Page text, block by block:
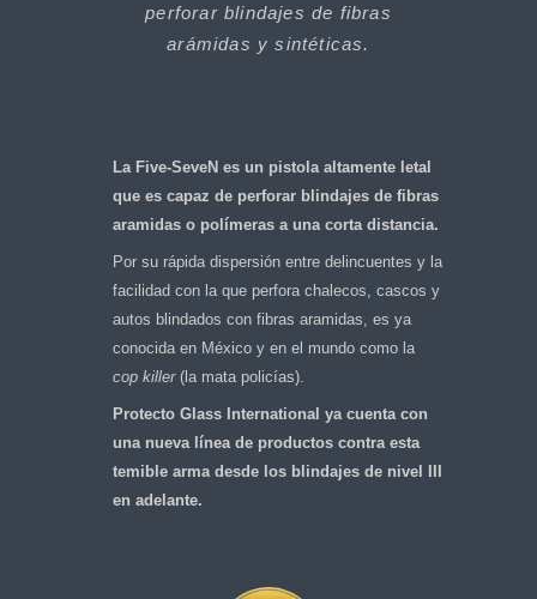
perforar blindajes de fibras
arámidas y sintéticas.
La Five-SeveN es un pistola altamente letal
que es capaz de perforar blindajes de fibras
aramidas o polímeras a una corta distancia.
Por su rápida dispersión entre delincuentes y la
facilidad con la que perfora chalecos, cascos y
autos blindados con fibras aramidas, es ya
conocida en México y en el mundo como la
cop killer(la mata policías).
Protecto Glass International ya cuenta con
una nueva línea de productos contra esta
temible arma desde los blindajes de nivel III
en adelante.